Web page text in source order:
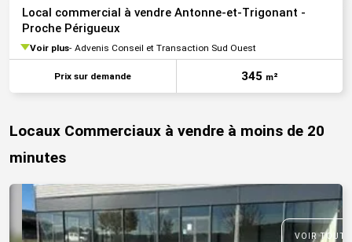
Local commercial à vendre Antonne-et-Trigonant -
Proche Périgueux
Voir plus Advenis Conseil et Transaction Sud Ouest
Prix sur demande 345 m²
Locaux Commerciaux à vendre à moins de 20
minutes
VOIR